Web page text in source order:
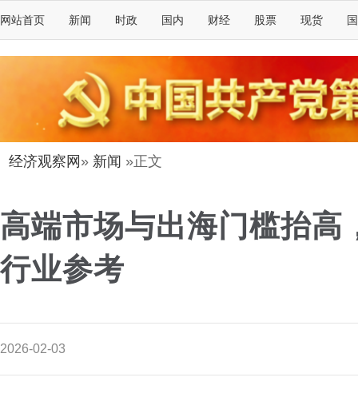
网站首页 新闻 时政 国内 财经 股票 现货
经济观察网 » 新闻 »正文
高端市场与出海门槛抬高
行业参考
2026-02-03